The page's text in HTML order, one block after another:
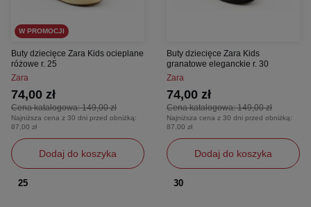
W PROMOCJI
Buty dziecięce Zara Kids ocieplane
różowe r. 25
Zara
Cena katalogowa:149,00 zł
74,00 zł
Najniższa cena z 30 dni przed obniżką:
87,00 zł
Dodaj do koszyka
25
Buty dziecięce Zara Kids
granatowe eleganckie r. 30
Zara
Cena katalogowa:149,00 zł
74,00 zł
Najniższa cena z 30 dni przed obniżką:
87,00 zł
Dodaj do koszyka
30